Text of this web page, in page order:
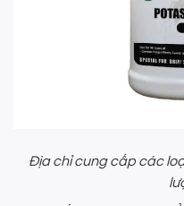
Địa chỉ cung cấp các